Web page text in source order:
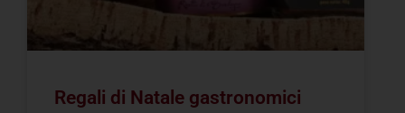
Regali di Natale gastronomici